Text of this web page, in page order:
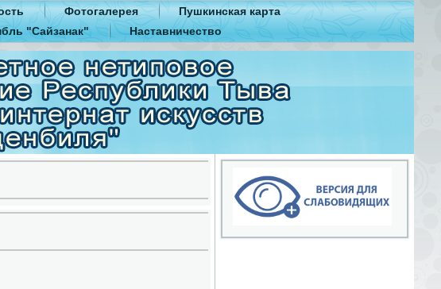
Фотогалерея
Пушкинская карта
"Сайзанак" Наставничество